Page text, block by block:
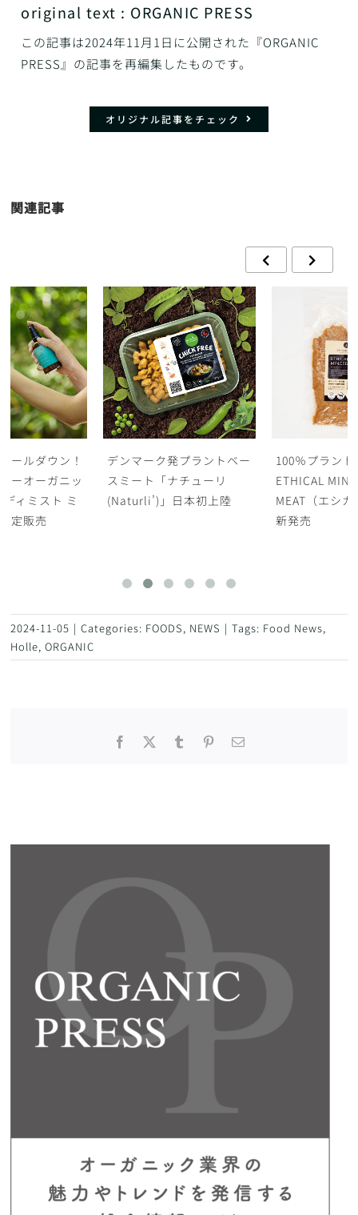
original text : ORGANIC PRESS
この記事は2024年11月1日に公開された『ORGANIC
PRESS』の記事を再編集したものです。
オリジナル記事をチェック
関連記事
ールダウン！
ーオーガニッ
ィミスト ミ
定販売
デンマーク発プラントベー
スミート「ナチューリ
(Naturli’)」日本初上陸
100％プラン
ETHICAL
MEAT（エシ
新発売
2024-11-05 | Categories: FOODS, NEWS | Tags: Food News,
Holle,ORGANIC
Facebook TumblrPinterest
電